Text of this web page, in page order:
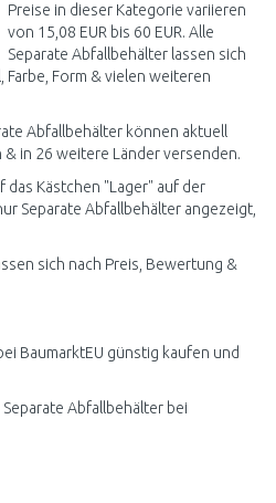
Preise in dieser Kategorie variieren
von 15,08 EUR bis 60 EUR. Alle
Separate Abfallbehälter lassen sich
Farbe, Form & vielen weiteren
Abfallbehälter können aktuell
in 26 weitere Länder versenden.
das Kästchen "Lager" auf der
Separate Abfallbehälter angezeigt,
sich nach Preis, Bewertung &
BaumarktEU günstig kaufen und
Abfallbehälter bei